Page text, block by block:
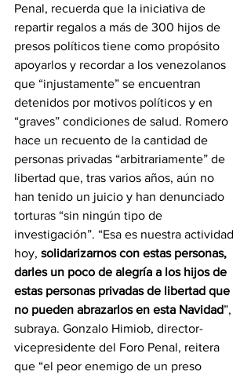
Penal, recuerda que la iniciativa de
repartir regalos a más de 300 hijos de
presos políticos tiene como propósito
apoyarlos y recordar a los venezolanos
que “injustamente” se encuentran
detenidos por motivos políticos y en
“graves” condiciones de salud. Romero
hace un recuento de la cantidad de
personas privadas “arbitrariamente” de
libertad que, tras varios años, aún no
han tenido un juicio y han denunciado
torturas “sin ningún tipo de
investigación”. “Esa es nuestra actividad
hoy, solidarizarnos con estas personas,
darles un poco de alegría a los hijos de
estas personas privadas de libertad que
no pueden abrazarlos en esta Navidad”,
subraya. Gonzalo Himiob, director-
vicepresidente del Foro Penal, reitera
que “el peor enemigo de un preso